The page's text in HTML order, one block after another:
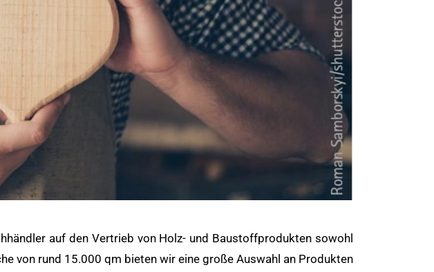
auf den Vertrieb von Holz- und Baustoffprodukten sowohl
von rund 15.000 qm bieten wir eine große Auswahl an Produkten